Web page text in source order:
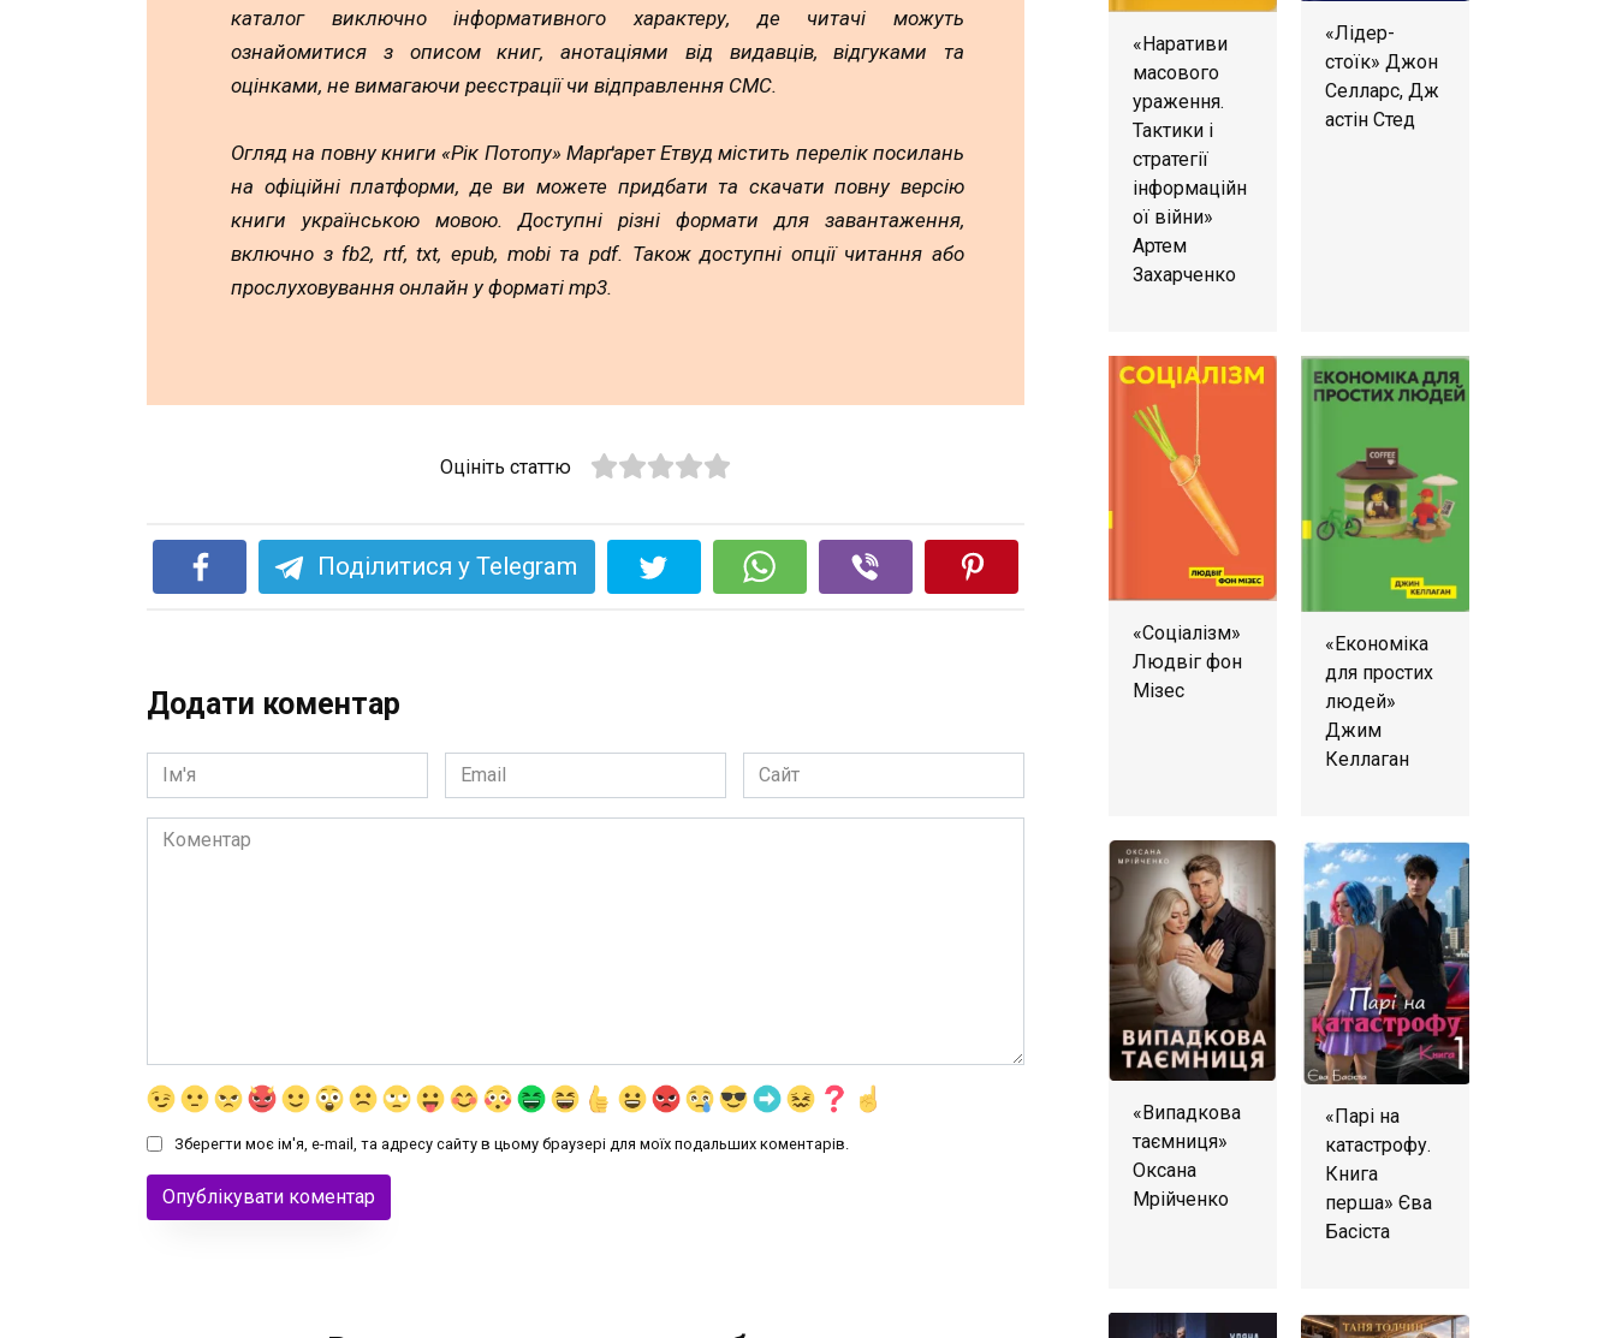
каталог виключно інформативного характеру, де читачі можуть
ознайомитися з описом книг, анотаціями від видавців, відгуками та
оцінками, не вимагаючи реєстрації чи відправлення СМС.
Огляд на повну книги «Рік Потопу» Марґарет Етвуд містить перелік посилань
на офіційні платформи, де ви можете придбати та скачати повну версію
книги українською мовою. Доступні різні формати для завантаження,
включно з fb2, rtf, txt, epub, mobi та pdf. Також доступні опції читання або
прослуховування онлайн у форматі mp3.
Оцініть статтю
Поділитися у Telegram
Додати коментар
Ім'я
*
Email
*
Сайт
Коментар
Зберегти моє ім'я, e-mail, та адресу сайту в цьому браузері для моїх подальших коментарів.
«Наративи
масового
ураження.
Тактики і
стратегії
інформаційн
ої війни»
Артем
Захарченко
«Лідер-
стоїк» Джон
Селларс, Дж
астін Стед
«Соціалізм»
Людвіг фон
Мізес
«Економіка
для простих
людей»
Джим
Келлаган
«Випадкова
таємниця»
Оксана
Мрійченко
«Парі на
катастрофу.
Книга
перша» Єва
Басіста